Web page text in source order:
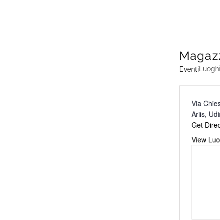
Eventi Luoghi
Address
Via
Ariis,
Get
Website
View